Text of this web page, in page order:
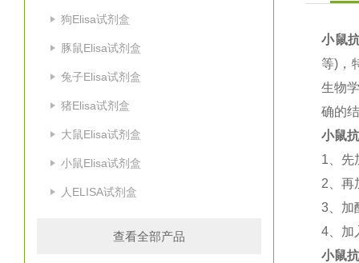
狗Elisa试剂盒
豚鼠Elisa试剂盒
兔子Elisa试剂盒
猪Elisa试剂盒
大鼠Elisa试剂盒
小鼠Elisa试剂盒
人ELISA试剂盒
查看全部产品
小鼠
等) ，
生物
确的
小鼠
1 、
2 、
3 、
4 、
小鼠